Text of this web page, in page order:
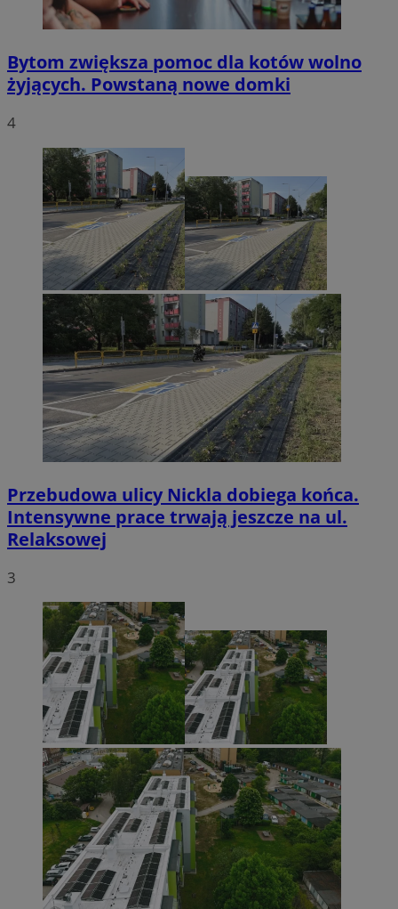
Bytom zwiększa pomoc dla kotów wolno
żyjących. Powstaną nowe domki
4
Przebudowa ulicy Nickla dobiega końca.
Intensywne prace trwają jeszcze na ul.
Relaksowej
3